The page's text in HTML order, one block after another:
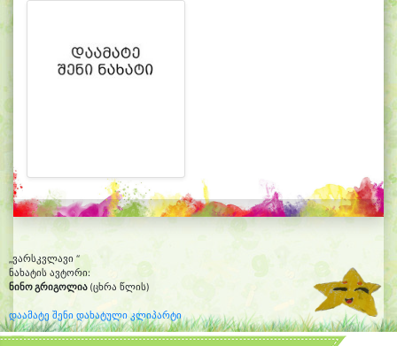
„ვარსკვლავი “
ნახატის ავტორი:
ნინო გრიგოლია (ცხრა წლის)
დაამატე შენი დახატული კლიპარტი